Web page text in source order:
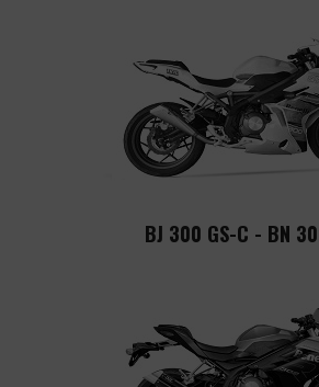
BJ 300 GS-C - BN